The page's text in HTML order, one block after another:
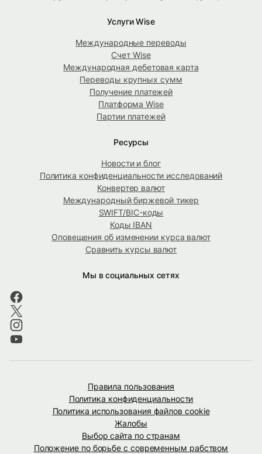
Услуги Wise
Международные переводы
Счет Wise
Международная дебетовая карта
Переводы крупных сумм
Получение платежей
Платформа Wise
Партии платежей
Ресурсы
Новости и блог
Политика конфиденциальности исследований
Конвертер валют
Международный биржевой тикер
SWIFT/BIC-коды
Коды IBAN
Оповещения об изменении курса валют
Сравнить курсы валют
Мы в социальных сетях
Правила пользования
Политика конфиденциальности
Политика использования файлов cookie
Жалобы
Выбор сайта по странам
Положение по борьбе с современным рабством